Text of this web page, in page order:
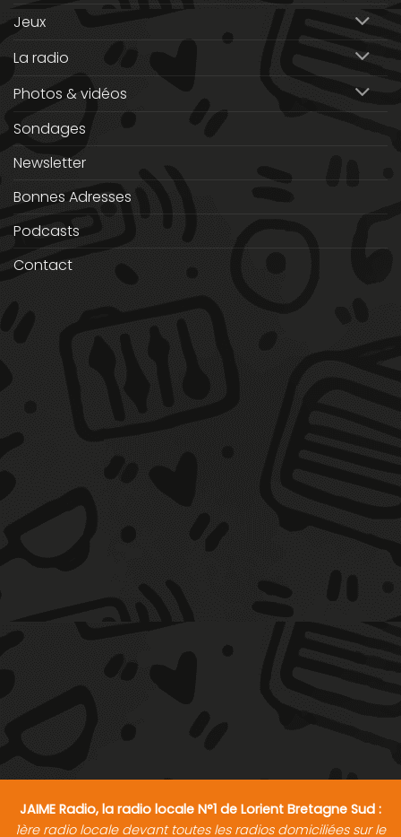
Jeux
La radio
Photos & vidéos
Sondages
Newsletter
Bonnes Adresses
Podcasts
Contact
JAIME Radio, la radio locale N°1 de Lorient Bretagne Sud :
1ère radio locale devant toutes les radios domiciliées sur le